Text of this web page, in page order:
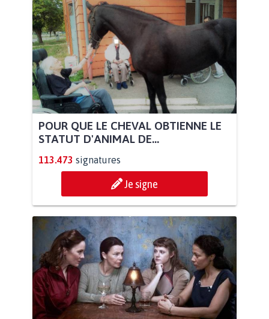
POUR QUE LE CHEVAL OBTIENNE LE
STATUT D'ANIMAL DE...
113.473 signatures
Je signe